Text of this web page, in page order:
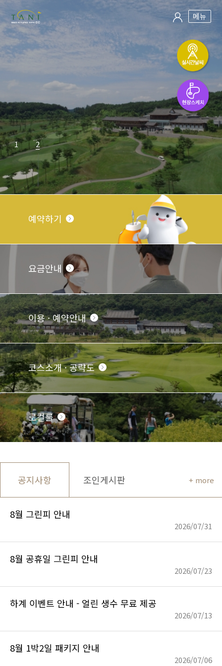
메뉴
1 2
예약하기
요금안내
이용 · 예약안내
코스소개 · 공략도
로컬룰
공지사항 조인게시판 + more
8월 그린피 안내
2026/07/31
8월 공휴일 그린피 안내
2026/07/23
하계 이벤트 안내 - 얼린 생수 무료 제공
2026/07/13
8월 1박2일 패키지 안내
2026/07/06